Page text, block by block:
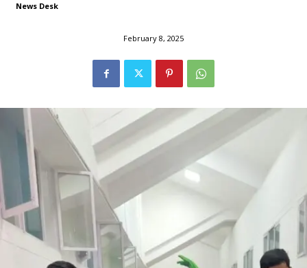
News Desk
February 8, 2025